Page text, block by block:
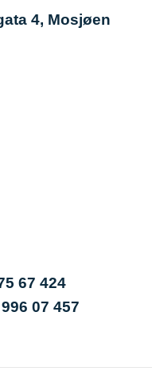
4, Mosjøen
67 424
07 457